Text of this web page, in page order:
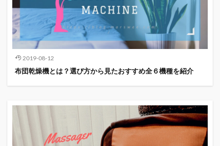
2019-08-12
布団乾燥機とは？選び方から見たおすすめ全６機種を紹介